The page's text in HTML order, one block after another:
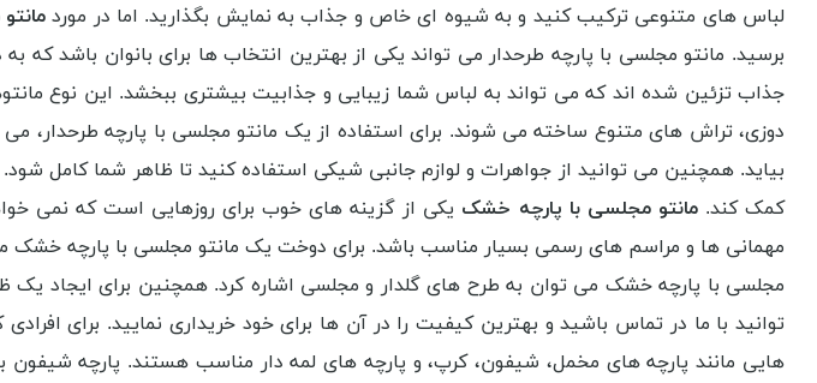
لباس های متنوعی ترکیب کنید و به شیوه ای خاص و جذاب به نمایش بگذارید. اما در مورد
برسید. مانتو مجلسی با پارچه طرحدار می تواند یکی از بهترین انتخاب ها برای بانوان
جذاب تزئین شده اند که می تواند به لباس شما زیبایی و جذابیت بیشتری ببخشد. این نوع
دوزی، تراش های متنوع ساخته می شوند. برای استفاده از یک مانتو مجلسی با پارچه طرحدار،
بیاید. همچنین می توانید از جواهرات و لوازم جانبی شیکی استفاده کنید تا ظاهر شما کامل
کمک کند.مانتو مجلسی با پارچه خشک یکی از گزینه های خوب برای روزهایی است که نمی
مهمانی ها و مراسم های رسمی بسیار مناسب باشد. برای دوخت یک مانتو مجلسی با پارچه خشک می
مجلسی با پارچه خشک می توان به طرح های گلدار و مجلسی اشاره کرد. همچنین برای ایجاد
توانید با ما در تماس باشید و بهترین کیفیت را در آن ها برای خود خریداری نمایید. برای
هایی مانند پارچه های مخمل، شیفون، کرپ، و پارچه های لمه دار مناسب هستند. پارچه